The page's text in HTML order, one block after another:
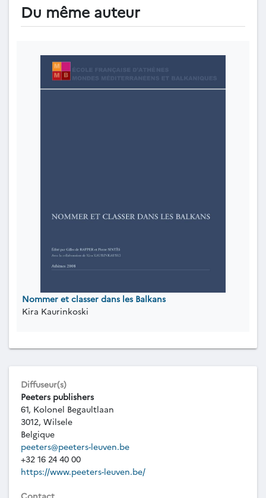
Du même auteur
Nommer et classer dans les Balkans
Kira Kaurinkoski
Diffuseur(s)
Peeters publishers
61, Kolonel Begaultlaan
3012, Wilsele
Belgique
peeters@peeters-leuven.be
+32 16 24 40 00
https://www.peeters-leuven.be/
Contact